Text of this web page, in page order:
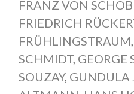
FRANZ VON
FRIEDRICH
FRÜHLINGSTRAUM,
SCHMIDT, GEORGE
SOUZAY, GUNDULA